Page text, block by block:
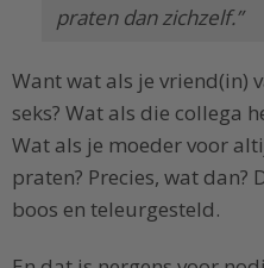
praten dan zichzelf.”
Want wat als je vriend(in)
seks? Wat als die collega
Wat als je moeder voor
praten? Precies, wat
boos en teleurgesteld.